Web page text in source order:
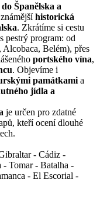
Španělska a
historická
. Zkrátíme si cestu
pestrý program: od
Alcobaca, Belém), přes
portského vína,
. Objevíme i
památkami a
jídla a
je určen pro zdatné
kteří ocení dlouhé
- Cádiz -
Tomar - Batalha -
- El Escorial -